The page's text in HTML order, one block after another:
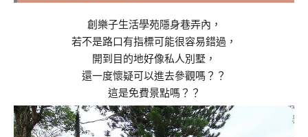
創樂子生活學苑隱身巷弄內，
若不是路口有指標可能很容易錯過，
開到目的地好像私人別墅，
還一度懷疑可以進去參觀嗎？？
這是免費景點嗎？？